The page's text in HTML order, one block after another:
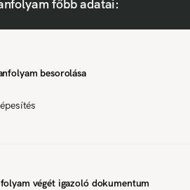
főbb adatai:
besorolása
végét igazoló dokumentum